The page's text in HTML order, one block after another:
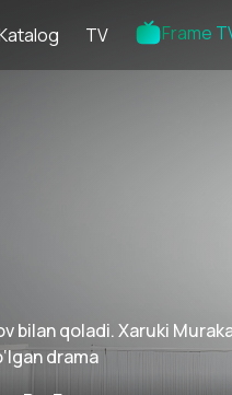
TV Frame
bilan qoladi. Xaruki
drama